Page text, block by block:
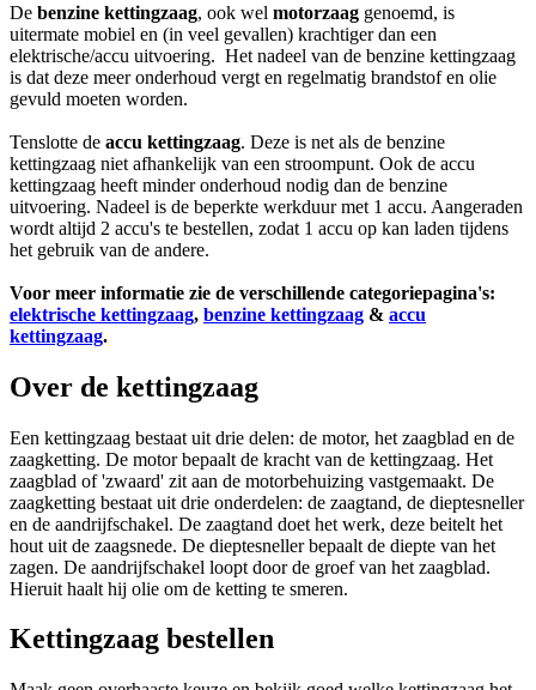
De benzine kettingzaag, ook wel motorzaag genoemd, is
uitermate mobiel en (in veel gevallen) krachtiger dan een
elektrische/accu uitvoering. Het nadeel van de benzine kettingzaag
is dat deze meer onderhoud vergt en regelmatig brandstof en olie
gevuld moeten worden.
Tenslotte de accu kettingzaag. Deze is net als de benzine
kettingzaag niet afhankelijk van een stroompunt. Ook de accu
kettingzaag heeft minder onderhoud nodig dan de benzine
uitvoering. Nadeel is de beperkte werkduur met 1 accu. Aangeraden
wordt altijd 2 accu's te bestellen, zodat 1 accu op kan laden tijdens
het gebruik van de andere.
Voor meer informatie zie de verschillende categoriepagina's:
elektrische kettingzaag, benzine kettingzaag & accu
kettingzaag.
Over de kettingzaag
Een kettingzaag bestaat uit drie delen: de motor, het zaagblad en de
zaagketting. De motor bepaalt de kracht van de kettingzaag. Het
zaagblad of 'zwaard' zit aan de motorbehuizing vastgemaakt. De
zaagketting bestaat uit drie onderdelen: de zaagtand, de dieptesneller
en de aandrijfschakel. De zaagtand doet het werk, deze beitelt het
hout uit de zaagsnede. De dieptesneller bepaalt de diepte van het
zagen. De aandrijfschakel loopt door de groef van het zaagblad.
Hieruit haalt hij olie om de ketting te smeren.
Kettingzaag bestellen